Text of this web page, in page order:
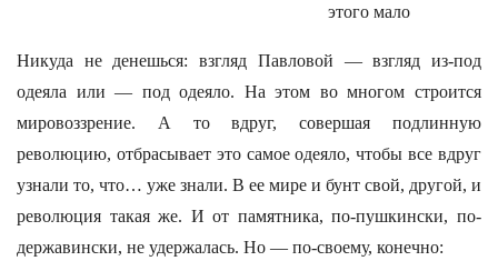
этого мало
Никуда не денешься: взгляд Павловой — взгляд из-под
одеяла или — под одеяло. На этом во многом строится
мировоззрение. А то вдруг, совершая подлинную
революцию, отбрасывает это самое одеяло, чтобы все вдруг
узнали то, что… уже знали. В ее мире и бунт свой, другой, и
революция такая же. И от памятника, по-пушкински, по-
державински, не удержалась. Но — по-своему, конечно: